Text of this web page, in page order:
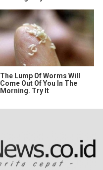
The Lump Of Worms Will
Come Out Of You In The
Morning. Try It